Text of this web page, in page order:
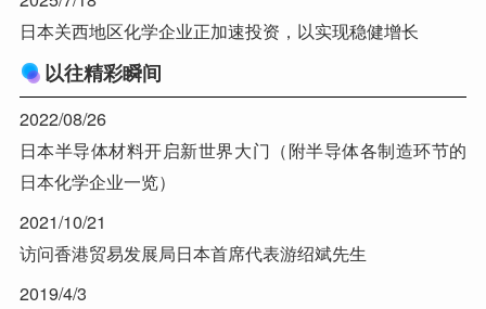
日本关西地区化学企业正加速投资，以实现稳健增长
以往精彩瞬间
2022/08/26
日本半导体材料开启新世界大门（附半导体各制造环节的
日本化学企业一览）
2021/10/21
访问香港贸易发展局日本首席代表游绍斌先生
2019/4/3